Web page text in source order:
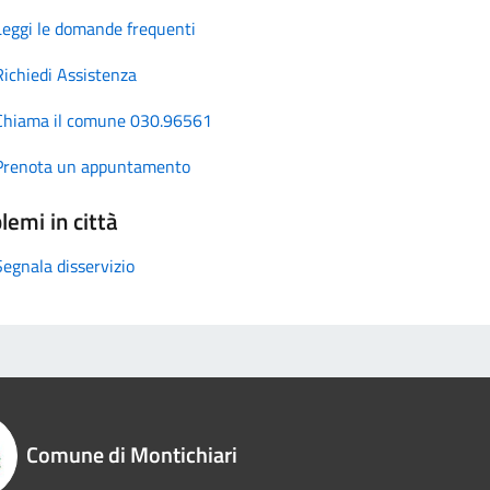
le domande frequenti
Assistenza
il comune 030.96561
un appuntamento
in città
disservizio
Comune di Montichiari